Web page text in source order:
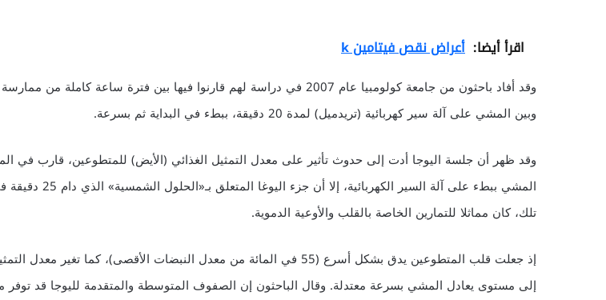
اقرأ أيضا: أعراض نقص فيتامين k
وقد أفاد باحثون من جامعة كولومبيا عام 2007 في دراسة لهم قارنوا فيها بين فترة ساعة كاملة
وبين المشي على آلة سير كهربائية (تريدميل) لمدة 20 دقيقة، ببطء في البداية ثم بسرعة.
وقد ظهر أن جلسة اليوجا أدت إلى حدوث تأثير على معدل التمثيل الغذائي (الأيض) للمتطوعين، قارب في
المشي ببطء على آلة السير
تلك، كان مماثلا للتمارين الخاصة بالقلب والأوعية الدموية.
إذ جعلت قلب المتطوعين يدق بشكل أسرع (55 في المائة من معدل النبضات الأقصى)، كما تغير
إلى مستوى يعادل المشي بسرعة معتدلة. وقال الباحثون إن الصفوف المتوسطة والمتقدمة لليوجا قد توفر